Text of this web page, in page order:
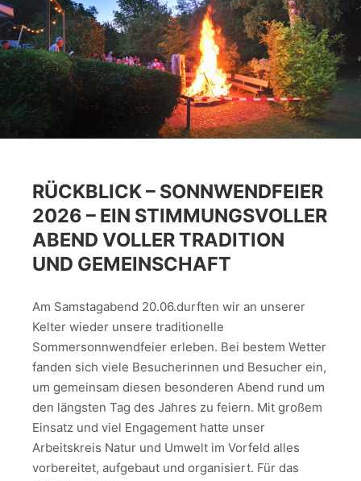
RÜCKBLICK – SONNWENDFEIER
2026 – EIN STIMMUNGSVOLLER
ABEND VOLLER TRADITION
UND GEMEINSCHAFT
Am Samstagabend 20.06.durften wir an unserer
Kelter wieder unsere traditionelle
Sommersonnwendfeier erleben. Bei bestem Wetter
fanden sich viele Besucherinnen und Besucher ein,
um gemeinsam diesen besonderen Abend rund um
den längsten Tag des Jahres zu feiern. Mit großem
Einsatz und viel Engagement hatte unser
Arbeitskreis Natur und Umwelt im Vorfeld alles
vorbereitet, aufgebaut und organisiert. Für das